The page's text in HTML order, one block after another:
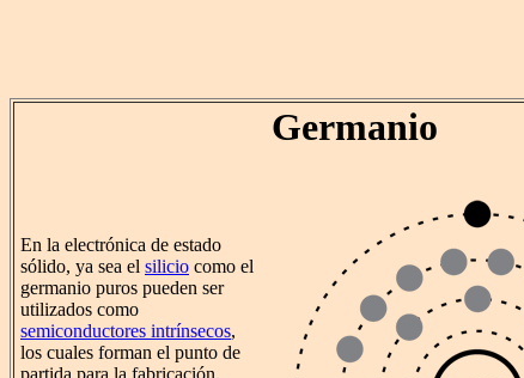
Germanio
En la electrónica de estado
sólido, ya sea el silicio como el
germanio puros pueden ser
utilizados como
semiconductores intrínsecos,
los cuales forman el punto de